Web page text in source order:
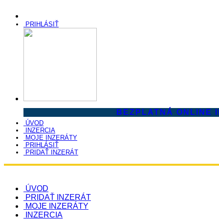
PRIHLÁSIŤ
BEZPLATNÁ ONLINE
ÚVOD
INZERCIA
MOJE INZERÁTY
PRIHLÁSIŤ
PRIDAŤ INZERÁT
ÚVOD
PRIDAŤ INZERÁT
MOJE INZERÁTY
INZERCIA